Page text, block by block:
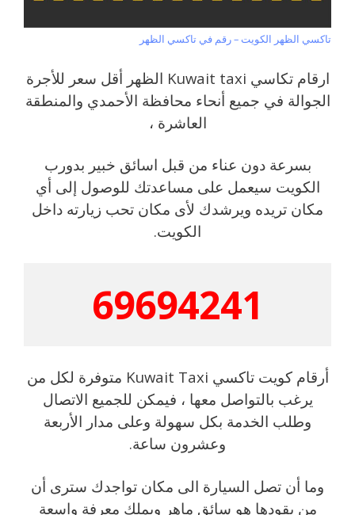
تاكسي الظهر الكويت – رقم في تاكسي الظهر
ارقام تكاسي Kuwait taxi الظهر أقل سعر للأجرة
الجوالة في جميع أنحاء محافظة الأحمدي والمنطقة
العاشرة ،
بسرعة دون عناء من قبل اسائق خبير بدورب
الكويت سيعمل على مساعدتك للوصول إلى أي
مكان تريده ويرشدك لأى مكان تحب زيارته داخل
الكويت.
69694241
أرقام كويت تاكسي Kuwait Taxi متوفرة لكل من
يرغب بالتواصل معها ، فيمكن للجميع الاتصال
وطلب الخدمة بكل سهولة وعلى مدار الأربعة
وعشرون ساعة.
وما أن تصل السيارة الى مكان تواجدك سترى أن
من يقودها هو سائق ماهر ويملك معرفة واسعة